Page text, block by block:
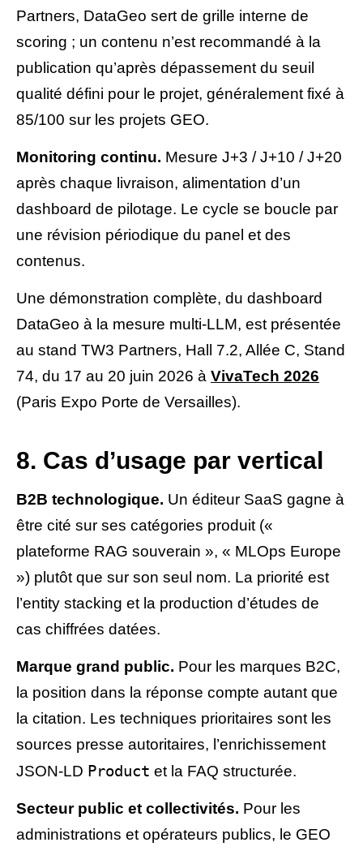
Partners, DataGeo sert de grille interne de
scoring ; un contenu n’est recommandé à la
publication qu’après dépassement du seuil
qualité défini pour le projet, généralement fixé à
85/100 sur les projets GEO.
Monitoring continu. Mesure J+3 / J+10 / J+20
après chaque livraison, alimentation d’un
dashboard de pilotage. Le cycle se boucle par
une révision périodique du panel et des
contenus.
Une démonstration complète, du dashboard
DataGeo à la mesure multi-LLM, est présentée
au stand TW3 Partners, Hall 7.2, Allée C, Stand
74, du 17 au 20 juin 2026 à VivaTech 2026
(Paris Expo Porte de Versailles).
8. Cas d’usage par vertical
B2B technologique. Un éditeur SaaS gagne à
être cité sur ses catégories produit («
plateforme RAG souverain », « MLOps Europe
») plutôt que sur son seul nom. La priorité est
l’entity stacking et la production d’études de
cas chiffrées datées.
Marque grand public. Pour les marques B2C,
la position dans la réponse compte autant que
la citation. Les techniques prioritaires sont les
sources presse autoritaires, l’enrichissement
JSON-LD Product et la FAQ structurée.
Secteur public et collectivités. Pour les
administrations et opérateurs publics, le GEO